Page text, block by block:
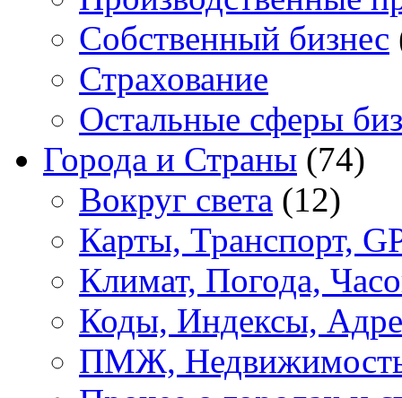
Собственный бизнес
Страхование
Остальные сферы
Города и Страны (74)
Вокруг света (12)
Карты, Транспорт,
Климат, Погода,
Коды, Индексы,
ПМЖ,